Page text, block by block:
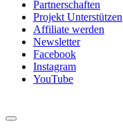
Partnerschaften
Projekt Unterstützen
Affiliate werden
Newsletter
Facebook
Instagram
YouTube